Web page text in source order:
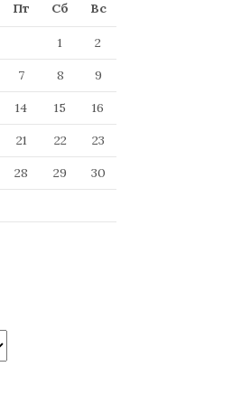
Пт Сб Вс
1
2
7 8
9
14 15
16
21 22
23
28 29
30